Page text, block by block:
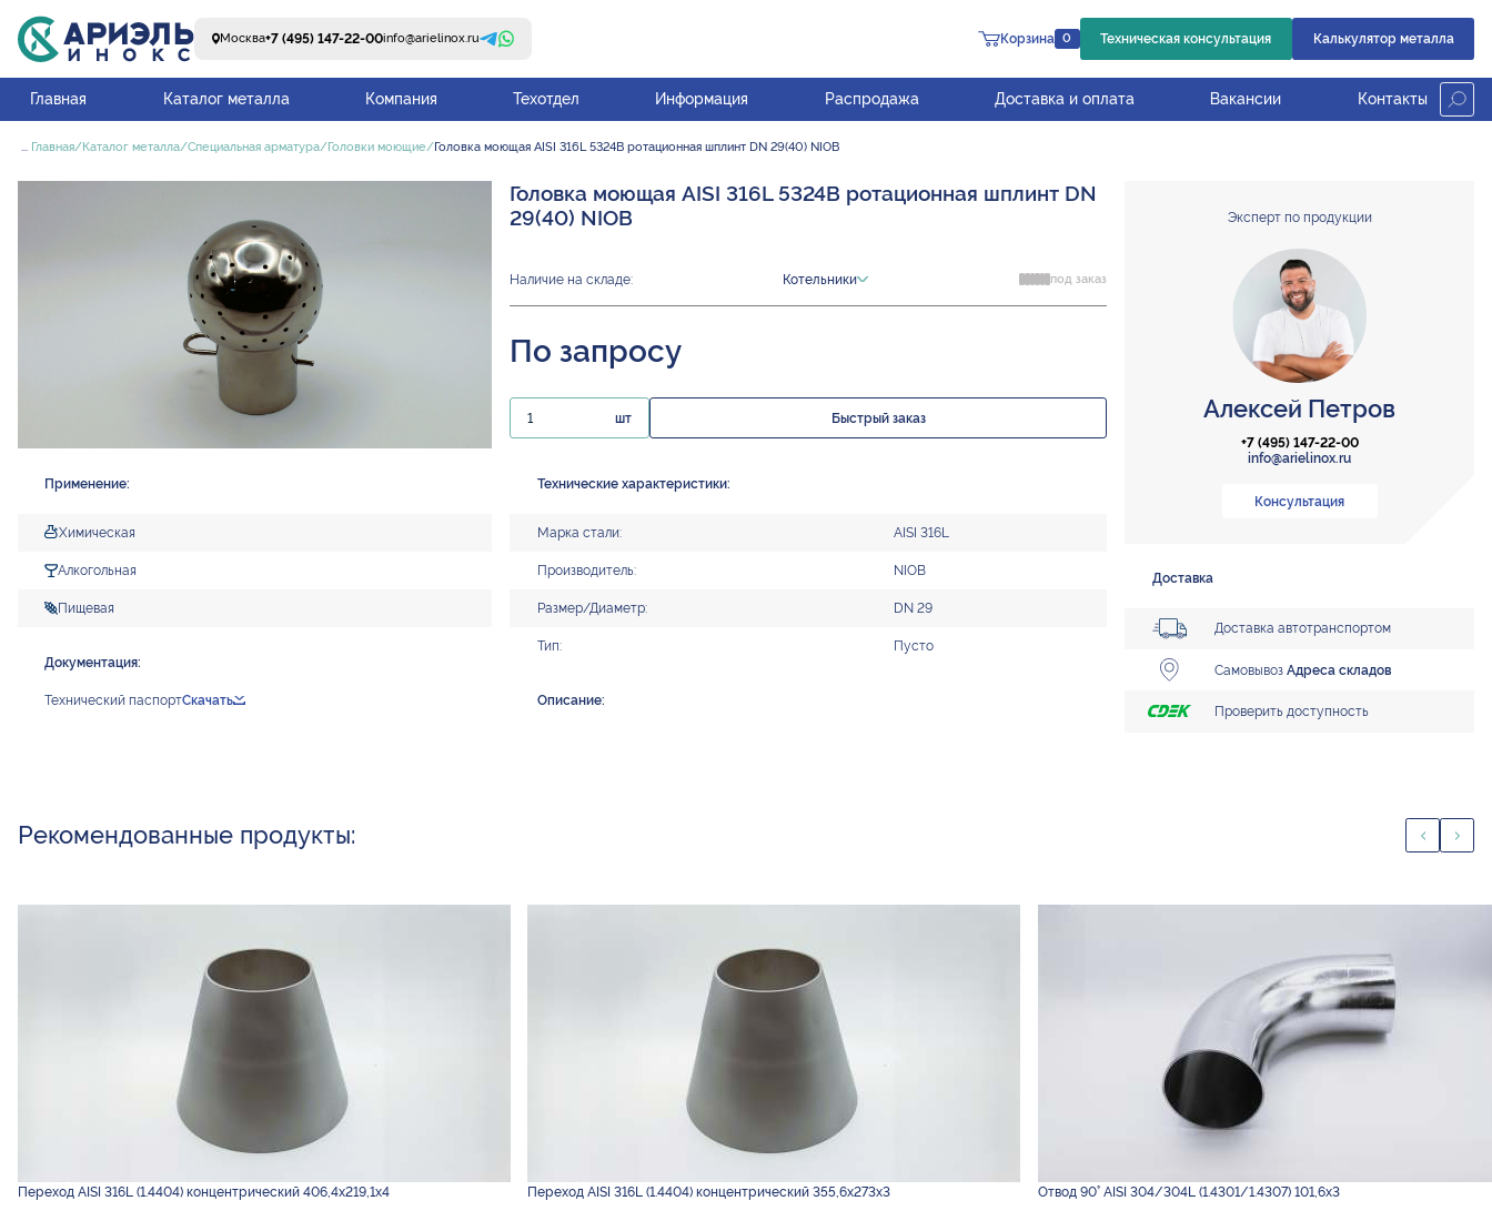
Москва+7 (495) 147-22-00info@arielinox.ru Корзина 0 Техническая консультация Калькулятор металла
Главная Каталог металла Компания Техотдел Информация Распродажа Доставка и оплата Вакансии Контакты
... Главная Каталог металла Специальная арматура Головки моющие Головка моющая AISI 316L 5324B ротационная шплинт DN 29(40) NIOB
Головка моющая AISI 316L 5324B ротационная шплинт DN
29(40) NIOB
Наличие на складе: Котельники под заказ
По запросу
шт Быстрый заказ
Применение:
Химическая
Алкогольная
Пищевая
Документация:
Технический паспортСкачать
Технические характеристики:
Марка стали: AISI 316L
Производитель: NIOB
Размер/Диаметр: DN 29
Тип: Пусто
Описание:
Эксперт по продукции
Алексей Петров
+7 (495) 147-22-00
info@arielinox.ru
Консультация
Доставка
Доставка автотранспортом
СамовывозАдреса складов
Проверить доступность
Рекомендованные продукты:
Переход AISI 316L (1.4404) концентрический 406,4х219,1х4 Переход AISI 316L (1.4404) концентрический 355,6х273х3 Отвод 90° AISI 304/304L (1.4301/1.4307) 101,6х3